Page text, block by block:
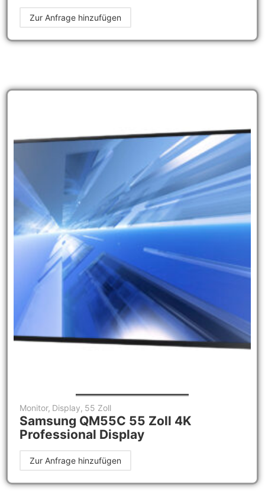
Zur Anfrage hinzufügen
Monitor, Display, 55 Zoll
Samsung QM55C 55 Zoll 4K
Professional Display
Zur Anfrage hinzufügen